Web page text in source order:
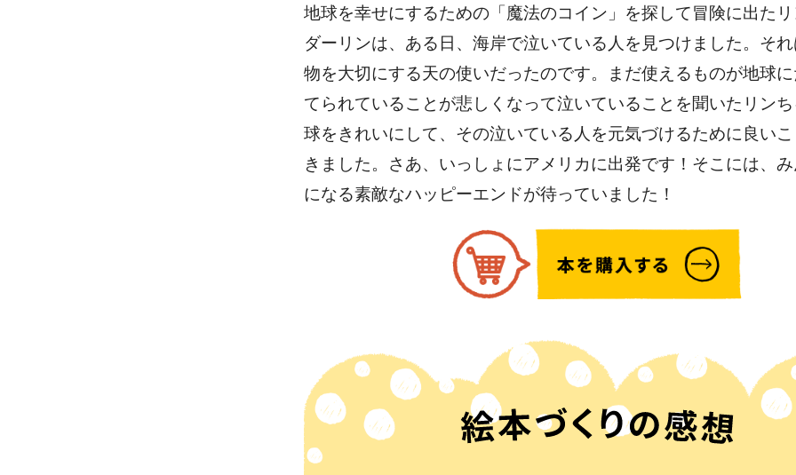
地球を幸せにするための「魔法のコイン」を探して冒険に出た
ダーリンは、ある日、海岸で泣いている人を見つけました。そ
物を大切にする天の使いだったのです。まだ使えるものが地球
てられていることが悲しくなって泣いていることを聞いたリン
球をきれいにして、その泣いている人を元気づけるために良い
きました。さあ、いっしょにアメリカに出発です！そこには、
になる素敵なハッピーエンドが待っていました！